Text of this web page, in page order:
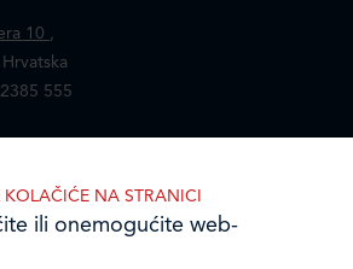
10 ,
2385 555
KOLAČIĆE NA STRANICI
ili onemogućite web-